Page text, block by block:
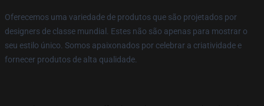
Oferecemos uma variedade de produtos que são projetados por
designers de classe mundial. Estes não são apenas para mostrar o
seu estilo único. Somos apaixonados por celebrar a criatividade e
fornecer produtos de alta qualidade.